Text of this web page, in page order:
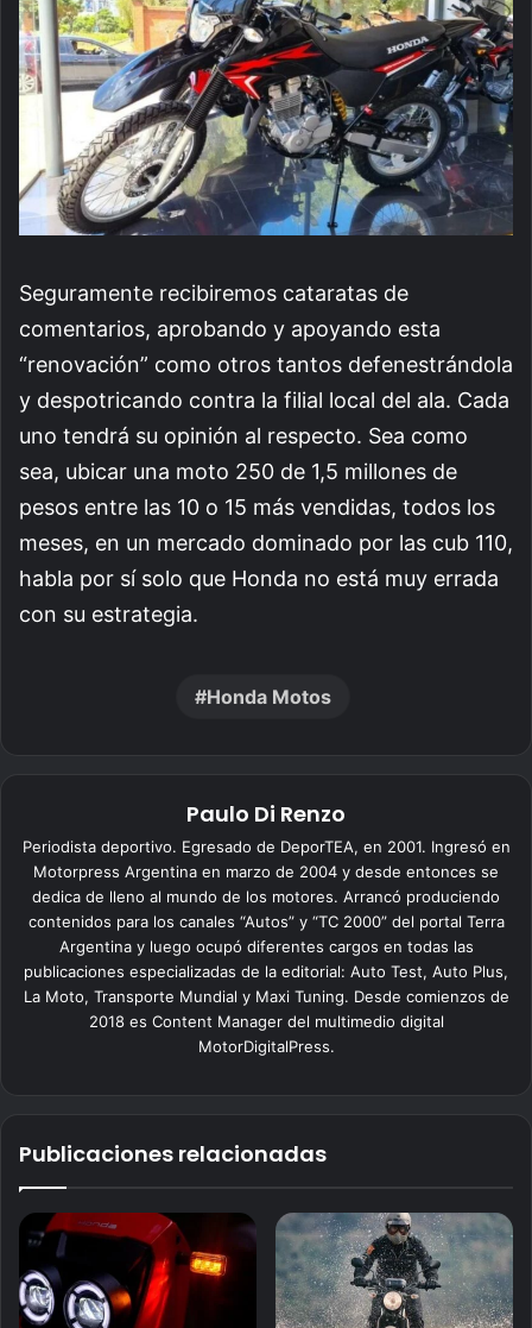
Seguramente recibiremos cataratas de
comentarios, aprobando y apoyando esta
“renovación” como otros tantos defenestrándola
y despotricando contra la filial local del ala. Cada
uno tendrá su opinión al respecto. Sea como
sea, ubicar una moto 250 de 1,5 millones de
pesos entre las 10 o 15 más vendidas, todos los
meses, en un mercado dominado por las cub 110,
habla por sí solo que Honda no está muy errada
con su estrategia.
Honda Motos
Paulo Di Renzo
Periodista deportivo. Egresado de DeporTEA, en 2001. Ingresó en
Motorpress Argentina en marzo de 2004 y desde entonces se
dedica de lleno al mundo de los motores. Arrancó produciendo
contenidos para los canales “Autos” y “TC 2000” del portal Terra
Argentina y luego ocupó diferentes cargos en todas las
publicaciones especializadas de la editorial: Auto Test, Auto Plus,
La Moto, Transporte Mundial y Maxi Tuning. Desde comienzos de
2018 es Content Manager del multimedio digital
MotorDigitalPress.
Publicaciones relacionadas